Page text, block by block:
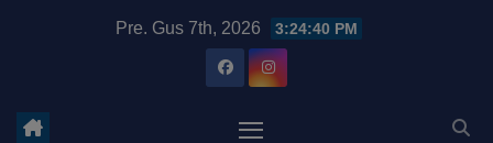
Pre. Gus 7th, 2026 3:24:40 PM